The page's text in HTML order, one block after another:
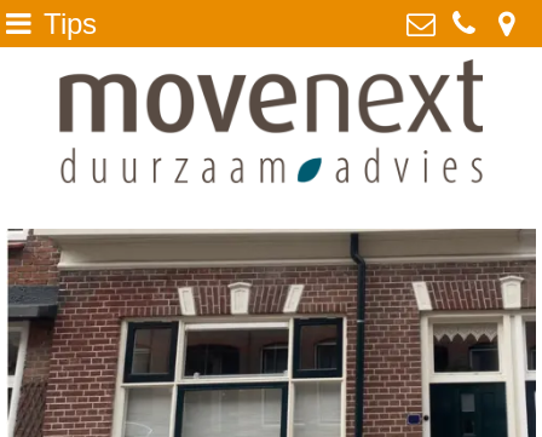
Home
DuMo
Waarom MoveNext
Duurzaam advies
Projecten
over ons
Tips
MoveNext BV
Ockenrode 14, 2352 JH
Leiderdorp
071 - 524 1835
Kvk: MoveNext - duurzaam advies
- 28085829
BTWnr: NL808888894B01
Tips